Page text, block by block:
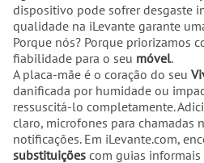
dispositivo pode sofrer desgaste
qualidade na iLevante garante
Porque nós? Porque priorizamos
fiabilidade para o seu móvel.
A placa-mãe é o coração do seu
danificada por humidade ou
ressuscitá-lo completamente.
claro, microfones para chamadas
notificações. Em iLevante.com,
substituições com guias informais